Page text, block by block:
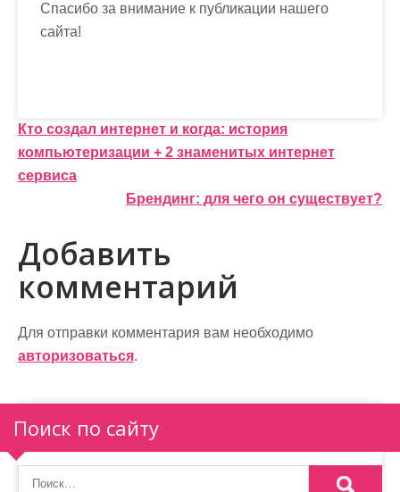
Спасибо за внимание к публикации нашего
сайта!
Н
а
и
г
а
ц
и
я
п
о
Кто создал интернет и когда: история
компьютеризации + 2 знаменитых интернет
сервиса
Брендинг: для чего он существует?
Добавить
комментарий
Для отправки комментария вам необходимо
авторизоваться.
Поиск по сайту